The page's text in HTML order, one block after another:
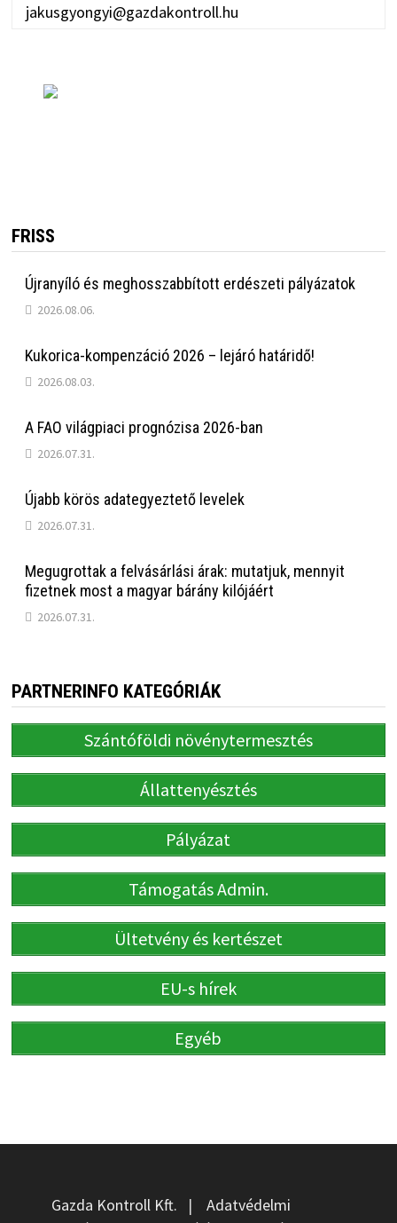
jakusgyongyi@gazdakontroll.hu
FRISS
Újranyíló és meghosszabbított erdészeti pályázatok
2026.08.06.
Kukorica-kompenzáció 2026 – lejáró határidő!
2026.08.03.
A FAO világpiaci prognózisa 2026-ban
2026.07.31.
Újabb körös adategyeztető levelek
2026.07.31.
Megugrottak a felvásárlási árak: mutatjuk, mennyit
fizetnek most a magyar bárány kilójáért
2026.07.31.
PARTNERINFO KATEGÓRIÁK
Szántóföldi növénytermesztés
Állattenyésztés
Pályázat
Támogatás Admin.
Ültetvény és kertészet
EU-s hírek
Egyéb
Gazda Kontroll Kft. | Adatvédelmi